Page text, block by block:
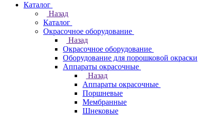
Каталог
Назад
Каталог
Окрасочное оборудование
Назад
Окрасочное оборудование
Оборудование для порошковой окраски
Аппараты окрасочные
Назад
Аппараты окрасочные
Поршневые
Мембранные
Шнековые